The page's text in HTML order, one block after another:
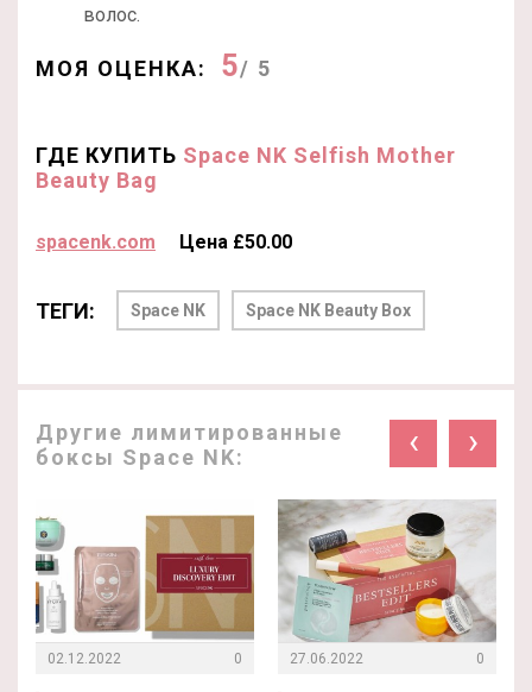
волос.
МОЯ ОЦЕНКА: 5/ 5
ГДЕ КУПИТЬ Space NK Selfish Mother
Beauty Bag
spacenk.com Цена £50.00
ТЕГИ: Space NK Space NK Beauty Box
Другие лимитированные
боксы Space NK:
‹ ›
02.12.2022 0 27.06.2022 0